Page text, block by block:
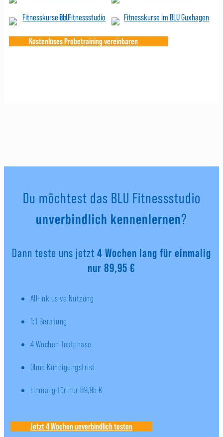
Kostenloses Probetraining vereinbaren
Du möchtest das BLU Fitnessstudio
unverbindlich kennenlernen?
Dann teste uns jetzt 4 Wochen lang für einmalig
nur 89,95 €
All-Inklusive Nutzung
1:1 Beratung
4 Wochen Testphase
Ohne Kündigungsfrist
Einmalig für nur 89,95 €
Jetzt 4 Wochen unverbindlich testen